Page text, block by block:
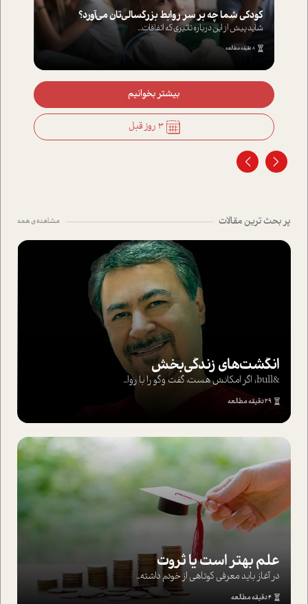
کودکی شما چه بر سر روابط بزرگسالی‌تان می‌آورد؟
شاید پیش از این درباره تاثیری که اتفاقات...
8 دقیقه مطالعه
بیشتر بخوانیم
3 روز قبل
پر بحث ترین مقالات مشاهده ی همه
انگشت‌های‌ زندگی‌بخش
&bull; اگر امکانش هست، گفت وگو را با روا...
29 دقیقه مطالعه
علم بهتر است یا ثروت
در آغاز باید معرفی کوتاهی از خودم داشته...
4 دقیقه مطالعه